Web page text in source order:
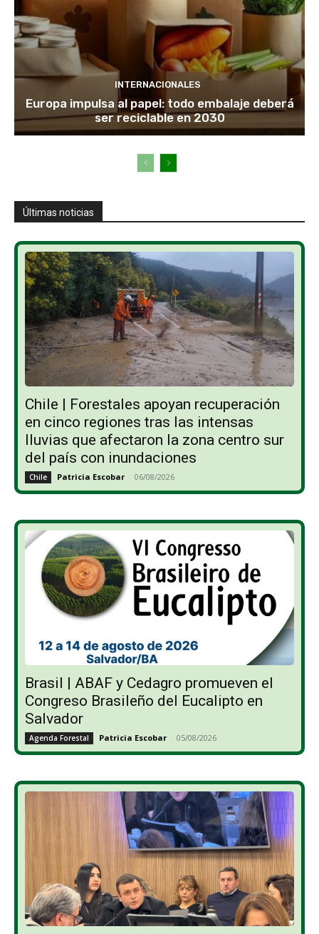
INTERNACIONALES
Europa impulsa al papel: todo embalaje deberá
ser reciclable en 2030
Últimas noticias
Chile | Forestales apoyan recuperación
en cinco regiones tras las intensas
lluvias que afectaron la zona centro sur
del país con inundaciones
Chile Patricia Escobar - 06/08/2026
Brasil | ABAF y Cedagro promueven el
Congreso Brasileño del Eucalipto en
Salvador
Agenda Forestal Patricia Escobar - 05/08/2026